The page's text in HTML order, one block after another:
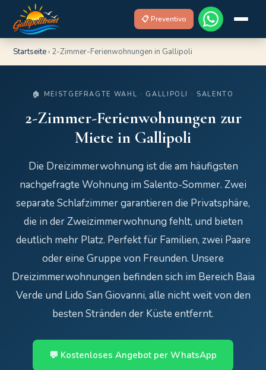
📋 Preventivo
Startseite› 2-Zimmer-Ferienwohnungen in Gallipoli
🏠 MEISTGEFRAGTE WAHL · GALLIPOLI · SALENTO
2-Zimmer-Ferienwohnungen zur
Miete in Gallipoli
Die Dreizimmerwohnung ist die am häufigsten
nachgefragte Wohnung im Salento-Sommer. Zwei
separate Schlafzimmer garantieren die Privatsphäre,
die in der Zweizimmerwohnung fehlt, und bieten
deutlich mehr Platz. Perfekt für Familien, zwei Paare
oder eine Gruppe von Freunden. Unsere
Dreizimmerwohnungen befinden sich im Bereich Baia
Verde und Lido San Giovanni, alle nicht weit von den
besten Stränden der Küste entfernt.
💬 Kostenloses Angebot per WhatsApp